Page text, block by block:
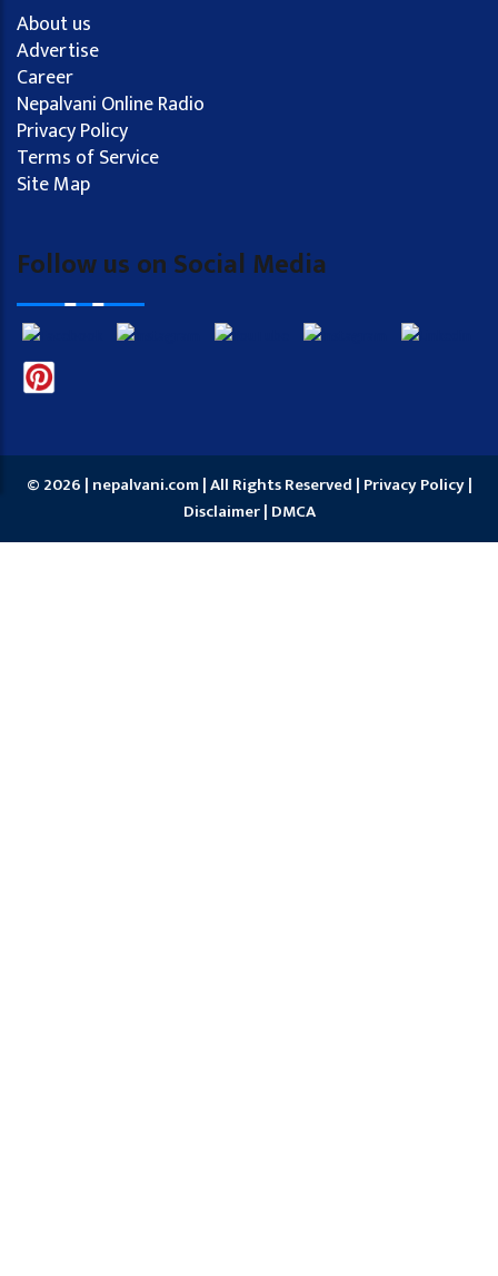
About us
Advertise
Career
Nepalvani Online Radio
Privacy Policy
Terms of Service
Site Map
Follow us on Social Media
© 2026 | nepalvani.com | All Rights Reserved | Privacy Policy|
Disclaimer| DMCA